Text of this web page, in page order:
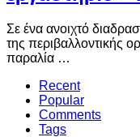
Σε ένα ανοιχτό
της περιβαλλοντικής
παραλία …
Recent
Popular
Comments
Tags